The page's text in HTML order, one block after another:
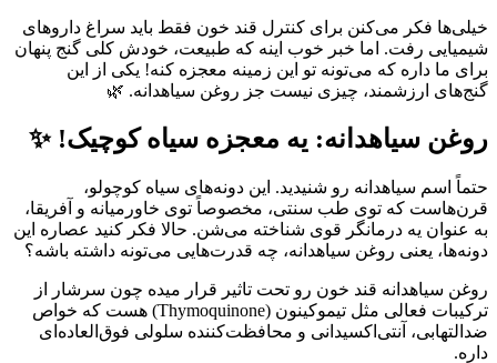
خیلی‌ها فکر می‌کنن برای کنترل قند خون فقط باید سراغ داروهای
شیمیایی رفت. اما خبر خوب اینه که طبیعت، خودش کلی گنج پنهان
برای ما داره که می‌تونه تو این زمینه معجزه کنه! یکی از این
گنج‌های ارزشمند، چیزی نیست جز روغن سیاهدانه. 🌿
روغن سیاهدانه: یه معجزه سیاه کوچیک! ✨
حتماً اسم سیاهدانه رو شنیدید. این دونه‌های سیاه کوچولو،
قرن‌هاست که توی طب سنتی، مخصوصاً توی خاورمیانه و آفریقا،
به عنوان یه درمانگر قوی شناخته می‌شن. حالا فکر کنید عصاره این
دونه‌ها، یعنی روغن سیاهدانه، چه قدرت‌هایی می‌تونه داشته باشه؟
روغن سیاهدانه قند خون رو تحت تاثیر قرار میده چون سرشار از
ترکیبات فعالی مثل تیموکینون (Thymoquinone) هست که خواص
ضدالتهابی، آنتی‌اکسیدانی و محافظت‌کننده سلولی فوق‌العاده‌ای
داره.